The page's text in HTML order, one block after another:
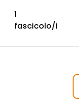
1
fascicolo/i